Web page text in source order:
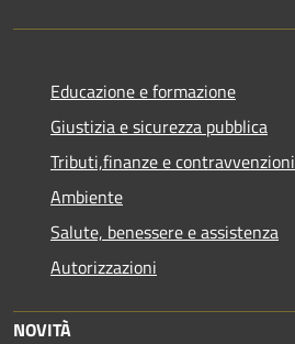
Educazione e formazione
Giustizia e sicurezza pubblica
Tributi,finanze e contravvenzioni
Ambiente
Salute, benessere e assistenza
Autorizzazioni
NOVITÀ